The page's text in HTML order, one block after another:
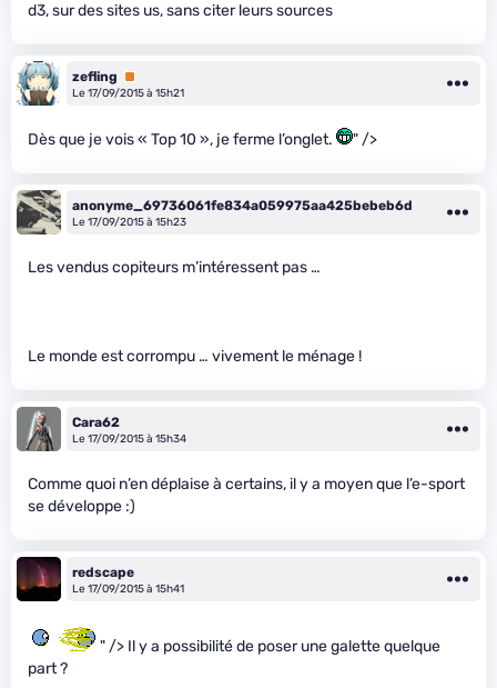
d3, sur des sites us, sans citer leurs sources
zefling
Premium
Le 17/09/2015 à 15h21
Dès que je vois « Top 10 », je ferme l’onglet. " />
anonyme_69736061fe834a059975aa425bebeb6d
Le 17/09/2015 à 15h23
Les vendus copiteurs m’intéressent pas …
Le monde est corrompu … vivement le ménage !
Cara62
Le 17/09/2015 à 15h34
Comme quoi n’en déplaise à certains, il y a moyen que l’e-sport
se développe :)
redscape
Le 17/09/2015 à 15h41
" /> Il y a possibilité de poser une galette quelque
part ?